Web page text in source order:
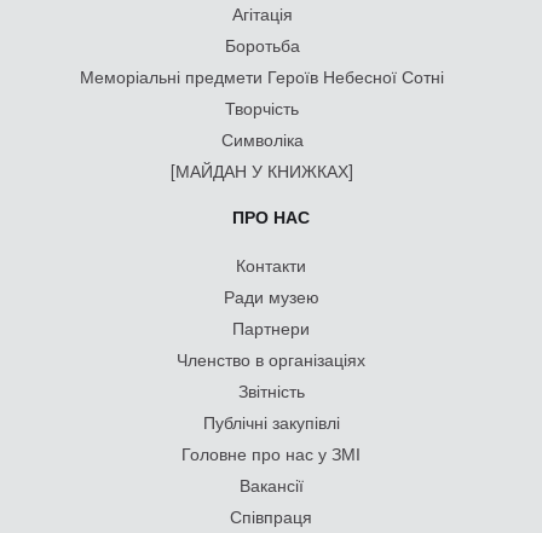
Агітація
Боротьба
Меморіальні предмети Героїв Небесної Сотні
Творчість
Символіка
[МАЙДАН У КНИЖКАХ]
ПРО НАС
Контакти
Ради музею
Партнери
Членство в організаціях
Звітність
Публічні закупівлі
Головне про нас у ЗМІ
Вакансії
Співпраця